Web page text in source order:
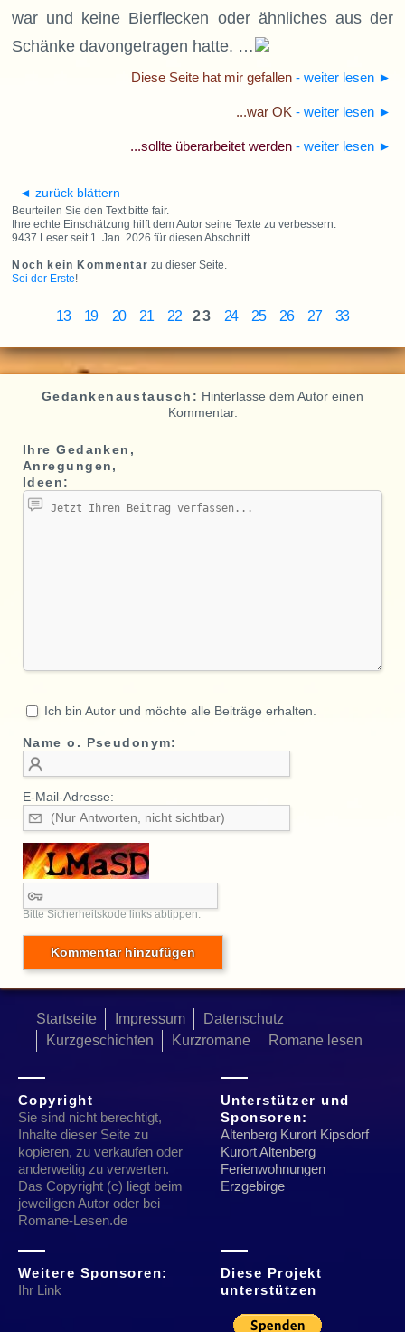
war und keine Bierflecken oder ähnliches aus der
Schänke davongetragen hatte. …
Diese Seite hat mir gefallen- weiter lesen ►
...war OK - weiter lesen ►
...sollte überarbeitet werden - weiter lesen ►
◄ zurück blättern
Beurteilen Sie den Text bitte fair.
Ihre echte Einschätzung hilft dem Autor seine Texte zu verbessern.
9437 Leser seit 1. Jan. 2026 für diesen Abschnitt
Noch kein Kommentar zu dieser Seite.
Sei der Erste!
13 19 20 21 22 23 24 25 26 27 33
Gedankenaustausch: Hinterlasse dem Autor einen
Kommentar.
Ihre Gedanken,
Anregungen,
Ideen:
Ich bin Autor und möchte alle Beiträge erhalten.
Name o. Pseudonym:
E-Mail-Adresse:
Bitte Sicherheitskode links abtippen.
Startseite Impressum
Datenschutz
Kurzgeschichten
Kurzromane Romane lesen
Copyright
Sie sind nicht berechtigt,
Inhalte dieser Seite zu
kopieren, zu verkaufen oder
anderweitig zu verwerten.
Das Copyright (c) liegt beim
jeweiligen Autor oder bei
Romane-Lesen.de
Unterstützer und
Sponsoren:
Altenberg Kurort Kipsdorf
Kurort Altenberg
Ferienwohnungen
Erzgebirge
Weitere Sponsoren:
Ihr Link
Diese Projekt
unterstützen